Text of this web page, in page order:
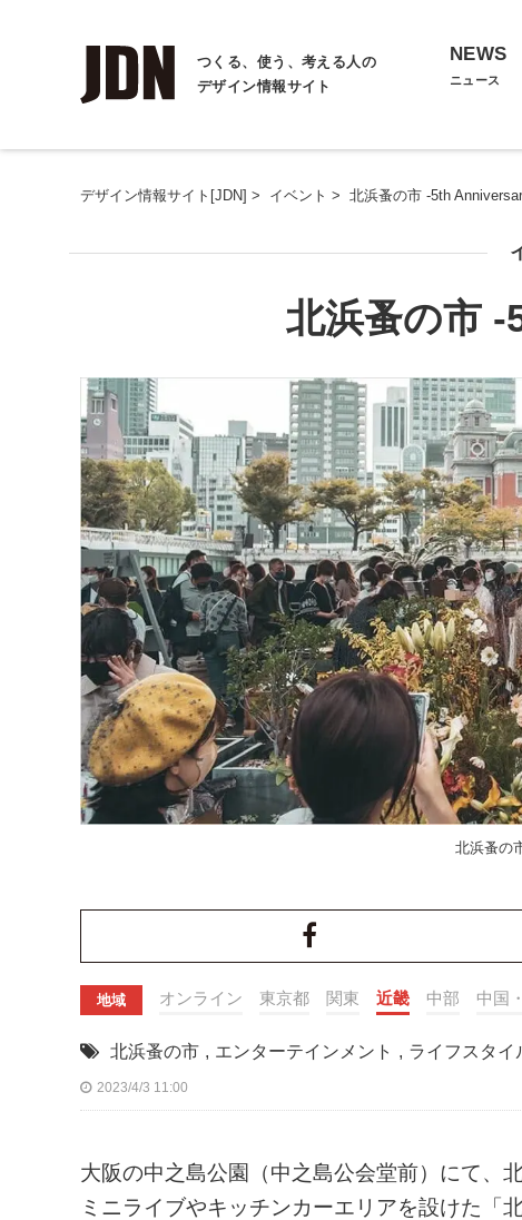
つくる、使う、考える人の
デザイン情報サイト
NEWS
ニュース
デザイン情報サイト[JDN] > イベント > 北浜蚤の市 -5th
北浜蚤の市
北浜蚤の
地域 オンライン 東京都 関東 近畿 中部 中国
北浜蚤の市 , エンターテインメント , ライフスタイ
2023/4/3 11:00
大阪の中之島公園（中之島公会堂前）にて、
ミニライブやキッチンカーエリアを設けた「